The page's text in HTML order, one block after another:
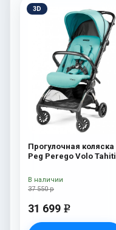
3D
Прогулочная коляска
Peg Perego Volo Tahiti
37 550 р
31 699 e
В наличии